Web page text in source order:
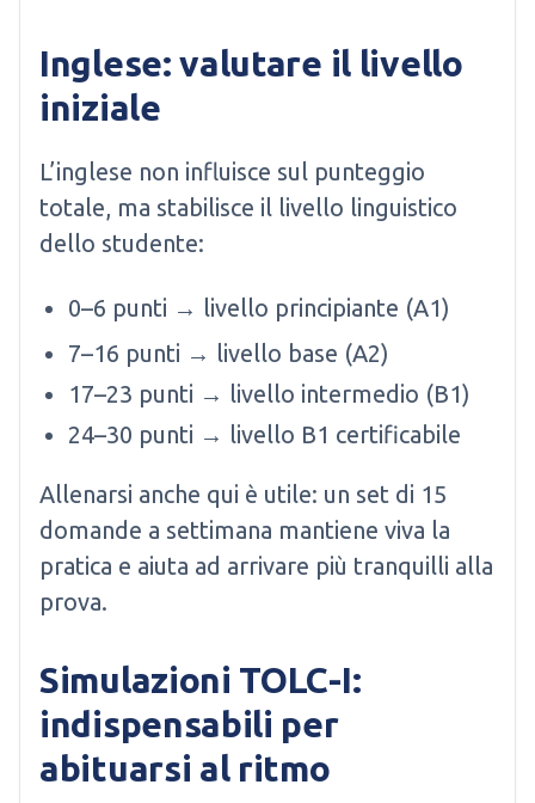
Inglese: valutare il livello
iniziale
L’inglese non influisce sul punteggio
totale, ma stabilisce il livello linguistico
dello studente:
0–6 punti → livello principiante (A1)
7–16 punti → livello base (A2)
17–23 punti → livello intermedio (B1)
24–30 punti → livello B1 certificabile
Allenarsi anche qui è utile: un set di 15
domande a settimana mantiene viva la
pratica e aiuta ad arrivare più tranquilli alla
prova.
Simulazioni TOLC-I:
indispensabili per
abituarsi al ritmo